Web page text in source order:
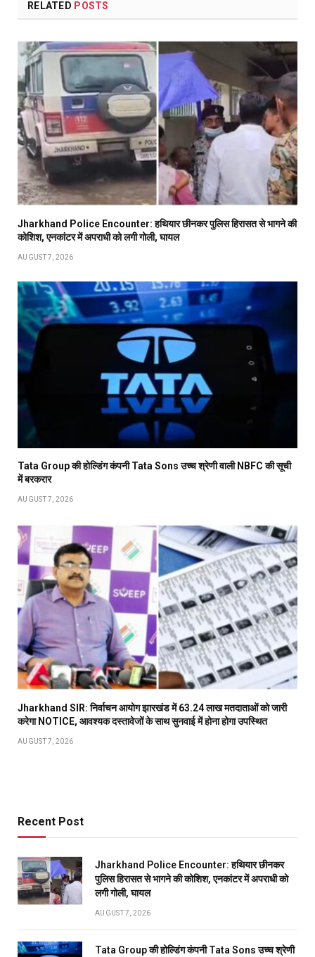
RELATED POSTS
Jharkhand Police Encounter: हथियार छीनकर पुलिस हिरासत से भागने की
कोशिश, एनकांटर में अपराधी को लगी गोली, घायल
AUGUST 7, 2026
Tata Group की होल्डिंग कंपनी Tata Sons उच्च श्रेणी वाली NBFC की सूची
में बरकरार
AUGUST 7, 2026
Jharkhand SIR: निर्वाचन आयोग झारखंड में 63.24 लाख मतदाताओं को जारी
करेगा NOTICE, आवश्यक दस्तावेजों के साथ सुनवाई में होना होगा उपस्थित
AUGUST 7, 2026
Recent Post
Jharkhand Police Encounter: हथियार छीनकर
पुलिस हिरासत से भागने की कोशिश, एनकांटर में अपराधी को
लगी गोली, घायल
AUGUST 7, 2026
Tata Group की होल्डिंग कंपनी Tata Sons उच्च श्रेणी